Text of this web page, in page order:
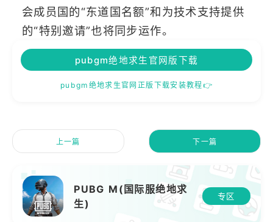
会成员国的“东道国名额”和为技术支持提供
的“特别邀请”也将同步运作。
pubgm绝地求生官网版下载
pubgm绝地求生官网正版下载安装教程👉
上一篇 下一篇
PUBG M(国际服绝地求
生)
专区